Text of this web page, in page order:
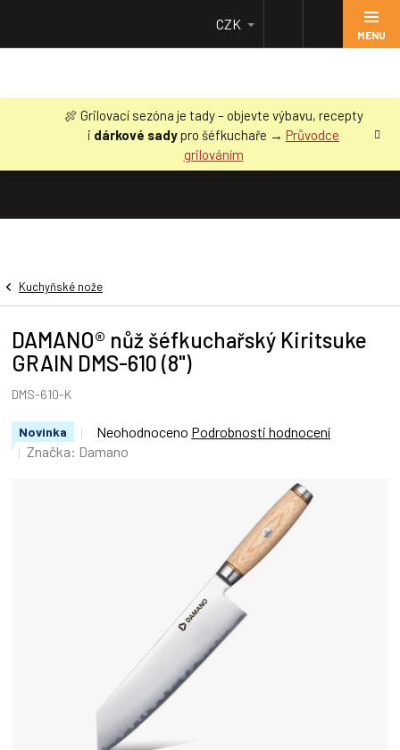
obsah
🍖 Grilovací sezóna je tady – objevte výbavu, recepty
i dárkové sadypro šéfkuchaře → Průvodce
grilováním
CZK
Kuchyňské nože
DAMANO® nůž šéfkuchařský Kiritsuke
GRAIN DMS-610 (8")
DMS-610-K
Novinka
Průměrné
hodnocení
Neohodnoceno Podrobnosti hodnocení
Značka: Damano